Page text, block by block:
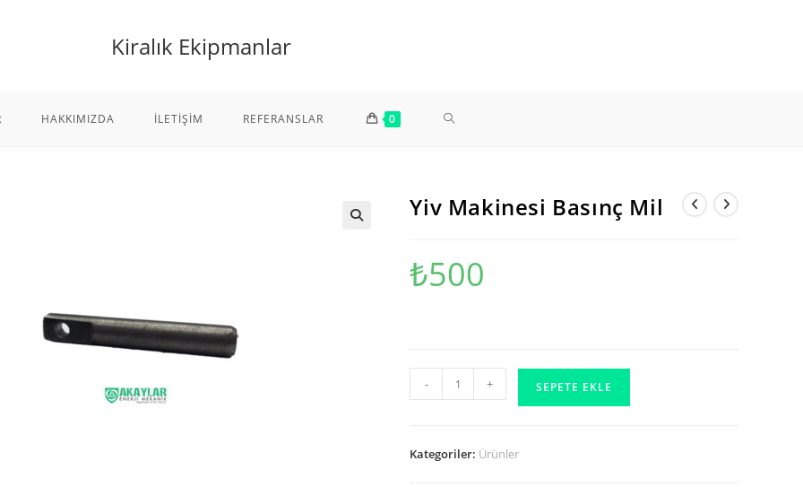
Kiralık Ekipmanlar
HAKKIMIZDA İLETIŞIM REFERANSLAR 0 TOGGLE
Yiv Makinesi Basınç Mil
₺500
Makinesi
- + SEPETE EKLE
Kategoriler: Ürünler